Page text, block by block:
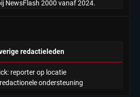
NewsFlash 2000 vanaf 2024.
redactieleden
reporter op locatie
ondersteuning